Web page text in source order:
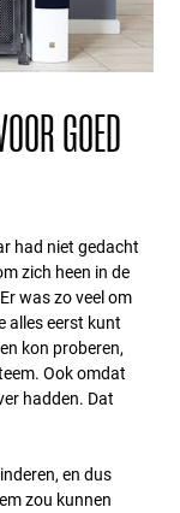
GOED
had niet gedacht
zich heen in de
was zo veel om
alles eerst kunt
kon proberen,
Ook omdat
hadden. Dat
en dus
zou kunnen